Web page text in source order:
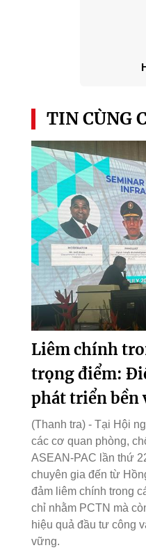
TIN CÙNG
Liêm chính
trọng điểm:
phát triển bền
(Thanh tra) - Tại Hội
các cơ quan phòng,
ASEAN-PAC lần thứ
chuyên gia đến từ
đảm liêm chính trong
chỉ nhằm PCTN mà
hiệu quả đầu tư công
vững.